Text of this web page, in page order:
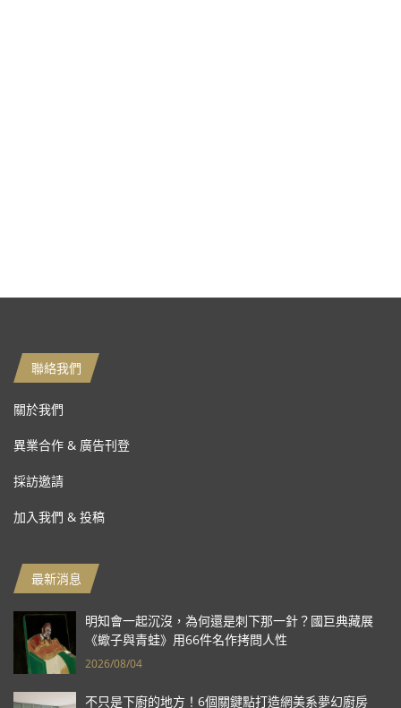
聯絡我們
關於我們
異業合作 & 廣告刊登
採訪邀請
加入我們 & 投稿
最新消息
明知會一起沉沒，為何還是刺下那一針？國巨典藏展
《蠍子與青蛙》用66件名作拷問人性
2026/08/04
不只是下廚的地方！6個關鍵點打造網美系夢幻廚房